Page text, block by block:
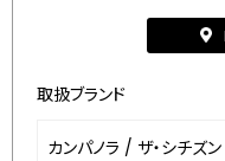
取扱ブランド
カンパノラ / ザ・シチズン